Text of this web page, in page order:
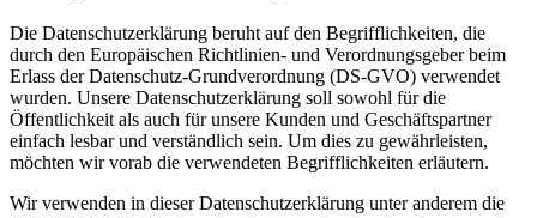
Die Datenschutzerklärung beruht auf den Begrifflichkeiten, die
durch den Europäischen Richtlinien- und Verordnungsgeber beim
Erlass der Datenschutz-Grundverordnung (DS-GVO) verwendet
wurden. Unsere Datenschutzerklärung soll sowohl für die
Öffentlichkeit als auch für unsere Kunden und Geschäftspartner
einfach lesbar und verständlich sein. Um dies zu gewährleisten,
möchten wir vorab die verwendeten Begrifflichkeiten erläutern.
Wir verwenden in dieser Datenschutzerklärung unter anderem die